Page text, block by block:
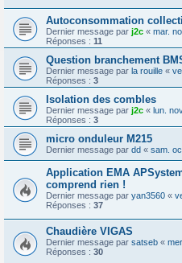
Autoconsommation
Dernier message par j2c « mar.
Réponses : 11
Question branchement
Dernier message par la rouille «
Réponses : 3
Isolation des combles
Dernier message par j2c « lun.
Réponses : 3
micro onduleur M215
Dernier message par dd « sam.
Application EMA
comprend rien !
Dernier message par yan3560 «
Réponses : 37
Chaudière VIGAS
Dernier message par satseb «
Réponses : 30